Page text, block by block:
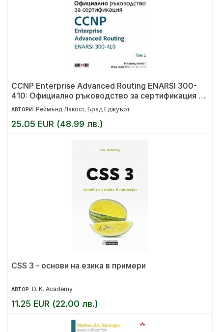
CCNP Enterprise Advanced Routing ENARSI 300-
410: Официално ръководство за сертификация -
т. 1
АВТОРИ: Реймънд Лакост Брад Еджуърт
25.05 EUR (48.99 лв.)
CSS 3 - основи на езика в примери
АВТОР: D. K. Academy
11.25 EUR (22.00 лв.)